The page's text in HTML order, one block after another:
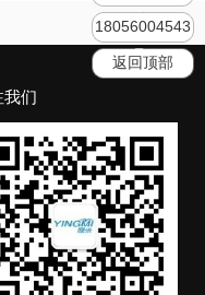
我们
18056004543
返回顶部